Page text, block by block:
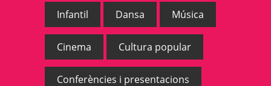
Infantil Dansa Música
Cinema Cultura popular
Conferències i presentacions